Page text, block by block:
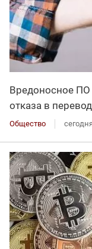
Вредоносное ПО
отказа в
Общество